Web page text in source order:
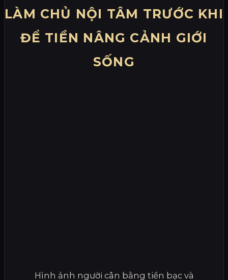
LÀM CHỦ NỘI TÂM TRƯỚC KHI
ĐỂ TIỀN NÂNG CẢNH GIỚI
SỐNG
Hình ảnh người cân bằng tiền bạc và